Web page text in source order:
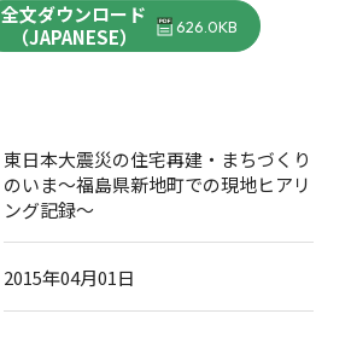
全文ダウンロード
（JAPANESE）
626.0KB
東日本大震災の住宅再建・まちづくり
のいま～福島県新地町での現地ヒアリ
ング記録～
2015年04月01日